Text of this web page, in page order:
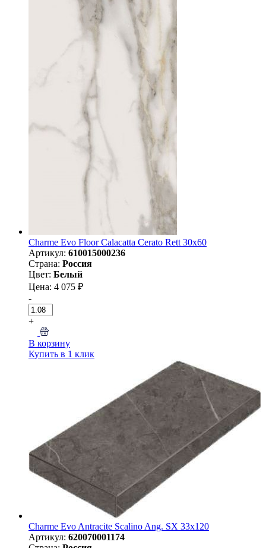
Charme Evo Floor Calacatta Cerato Rett 30х60
Артикул: 610015000236
Страна: Россия
Цвет: Белый
Цена: 4 075 ₽
-
+
В корзину
Купить в 1 клик
Charme Evo Antracite Scalino Ang. SX 33x120
Артикул: 620070001174